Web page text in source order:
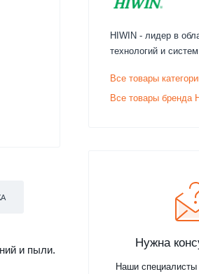
и пыли.
HIWIN - лидер в
технологий и
Все товары
Все товары бренда
Нужна
Наши специалисты